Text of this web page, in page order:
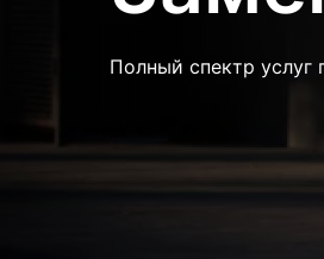
Полный спектр